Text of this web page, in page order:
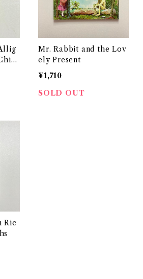
On
Mr. Rabbit and the Lov
ely Present
¥1,710
SOLD OUT
Ric